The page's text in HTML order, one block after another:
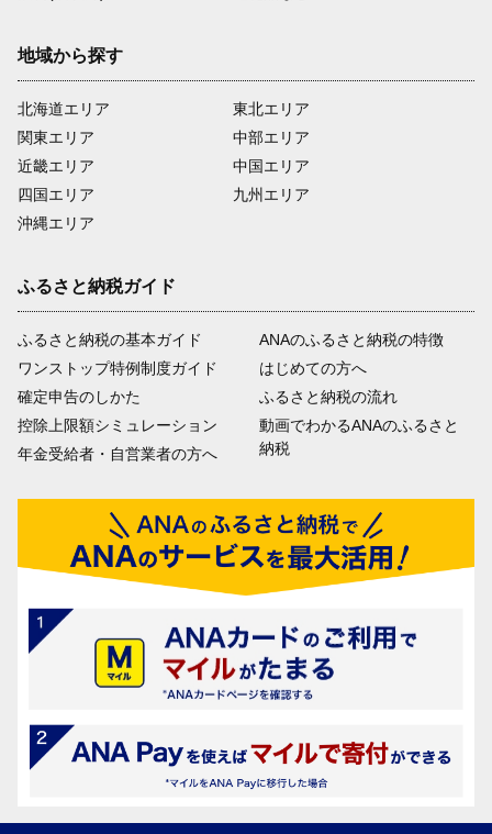
地域から探す
北海道エリア
関東エリア
近畿エリア
四国エリア
沖縄エリア
東北エリア
中部エリア
中国エリア
九州エリア
ふるさと納税ガイド
ふるさと納税の基本ガイド
ワンストップ特例制度ガイド
確定申告のしかた
控除上限額シミュレーション
年金受給者・自営業者の方へ
ANAのふるさと納税の特徴
はじめての方へ
ふるさと納税の流れ
動画でわかるANAのふるさと
納税